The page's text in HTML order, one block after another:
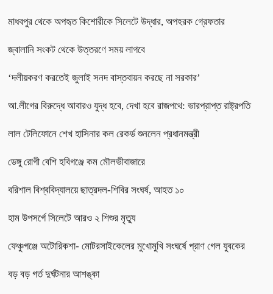
মাধবপুর থেকে অপহৃত কিশোরীকে সিলেটে উদ্ধার, অপহরক গ্রেফতার
জ্বালানি সংকট থেকে উত্তরণে সময় লাগবে
‘দলীয়করণ করতেই জুলাই সনদ বাস্তবায়ন করছে না সরকার’
আ.লীগের বিরুদ্ধে আবারও যুদ্ধ হবে, দেখা হবে রাজপথে: ভারপ্রাপ্ত রাষ্ট্রপতি
লাল টেলিফোনে শেখ হাসিনার কল রেকর্ড শুনলেন প্রধানমন্ত্রী
ডেঙ্গু রোগী বেশি হবিগঞ্জে কম মৌলভীবাজারে
বরিশাল বিশ্ববিদ্যালয়ে ছাত্রদল-শিবির সংঘর্ষ, আহত ১০
হাম উপসর্গে সিলেটে আরও ২ শিশুর মৃত্যু
ফেঞ্চুগঞ্জে অটোরিকশা- মোটরসাইকেলের মুখোমুখি সংঘর্ষে প্রাণ গেল যুবকের
বড় বড় গর্ত দুর্ঘটনার আশঙ্কা